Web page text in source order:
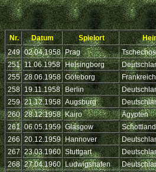
Nr. Datum Spielort
249 02.04.1958 Prag
251 11.06.1958 Helsingborg
255 28.06.1958 Göteborg Frankreich
258 19.11.1958 Berlin
259 21.12.1958 Augsburg
260 28.12.1958 Kairo Ägypten
261 06.05.1959 Glasgow Schottland
266 20.12.1959 Hannover
267 23.03.1960 Stuttgart
268 27.04.1960 Ludwigshafen